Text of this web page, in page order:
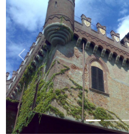
Previous